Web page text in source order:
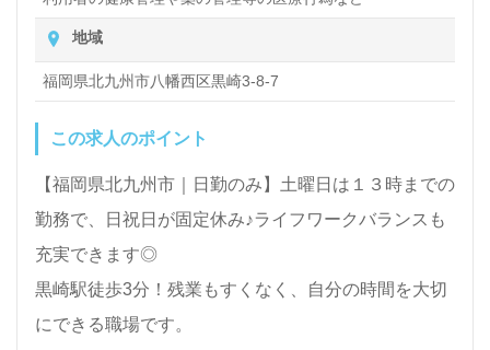
地域
福岡県北九州市八幡西区黒崎3-8-7
この求人のポイント
【福岡県北九州市｜日勤のみ】土曜日は１３時までの
勤務で、日祝日が固定休み♪ライフワークバランスも
充実できます◎
黒崎駅徒歩3分！残業もすくなく、自分の時間を大切
にできる職場です。